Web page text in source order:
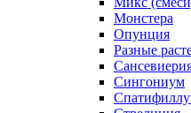
Монстера
Опунция
Разные
Сингониум